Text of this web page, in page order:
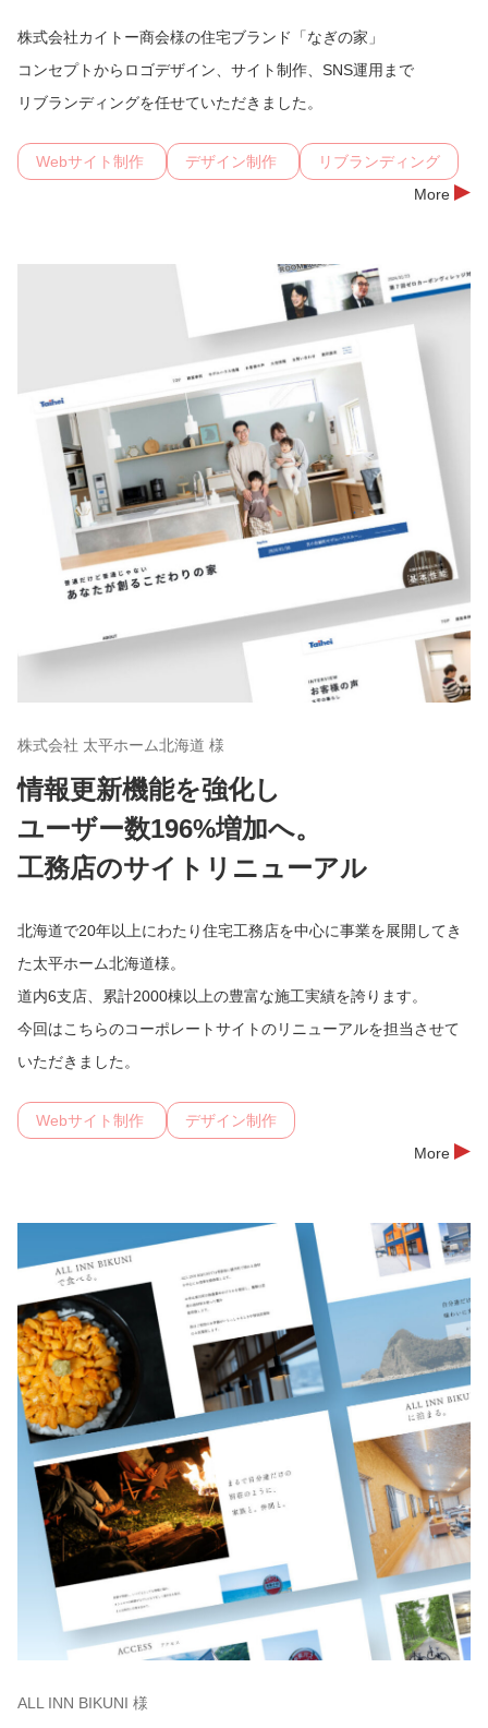
株式会社カイトー商会様の住宅ブランド「なぎの家」
コンセプトからロゴデザイン、サイト制作、SNS運用まで
リブランディングを任せていただきました。
Webサイト制作 デザイン制作
リブランディング
More
株式会社 太平ホーム北海道 様
情報更新機能を強化し
ユーザー数196%増加へ。
工務店のサイトリニューアル
北海道で20年以上にわたり住宅工務店を中心に事業を展開してき
た太平ホーム北海道様。
道内6支店、累計2000棟以上の豊富な施工実績を誇ります。
今回はこちらのコーポレートサイトのリニューアルを担当させて
いただきました。
Webサイト制作
デザイン制作
More
ALL INN BIKUNI 様